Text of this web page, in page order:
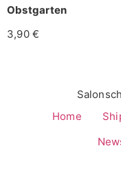
Obstgarten
3,90 €
Home